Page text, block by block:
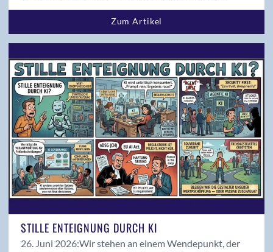
Magazin 02/2018
Magazin 02/2021
Magazin 02/2022
Magazin 02/2024
Magazin 03/2018
Magazin 03/2019
Magazin 03/2020
Magazin 04/2018
Magazin 04/2019
Medienmitteilungen
News
Zum Artikel
STILLE ENTEIGNUNG DURCH KI
26. Juni 2026:Wir stehen an einem Wendepunkt, der